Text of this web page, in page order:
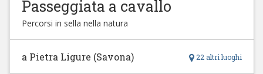
Passeggiata a cavallo
Percorsi in sella nella natura
22 altri luoghi
a Pietra Ligure (Savona)